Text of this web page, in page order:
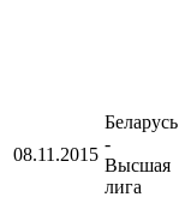
08.11.2015
Беларусь
-
Высшая
лига